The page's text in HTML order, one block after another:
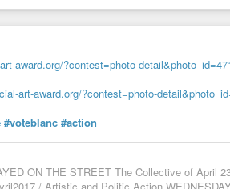
award.org/?contest=photo-
art-award.org/?contest=photo-
#voteblanc #action
ON THE STREET The Collective of April